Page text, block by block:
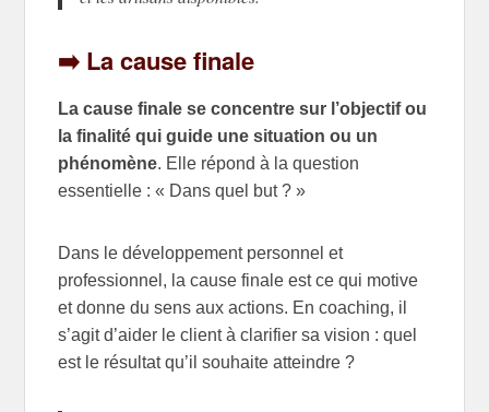
➡️ La cause finale
La cause finale se concentre sur l’objectif ou
la finalité qui guide une situation ou un
phénomène. Elle répond à la question
essentielle : « Dans quel but ? »
Dans le développement personnel et
professionnel, la cause finale est ce qui motive
et donne du sens aux actions. En coaching, il
s’agit d’aider le client à clarifier sa vision : quel
est le résultat qu’il souhaite atteindre ?